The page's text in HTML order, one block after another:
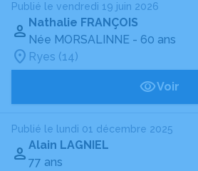
Publié le vendredi 19 juin 2026
Nathalie FRANÇOIS
Née MORSALINNE - 60 ans
Ryes (14)
Voir
Publié le lundi 01 décembre 2025
Alain LAGNIEL
77 ans